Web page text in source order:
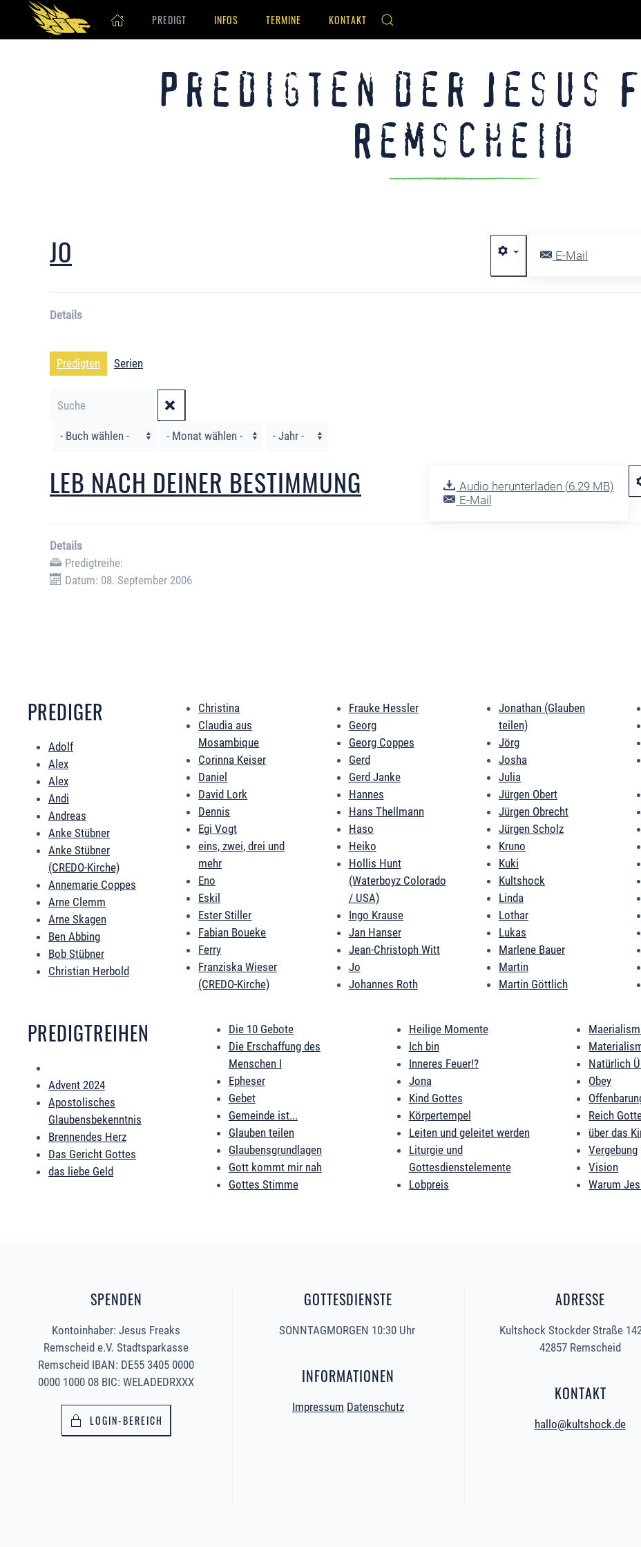
Skip to main content
PREDIGT INFOS TERMINE KONTAKT
Predigten der Jesus
Remscheid
E-Mail
JO
Details
Predigten Serien
Filter
Audio herunterladen (6.29 MB)
E-Mail
LEB NACH DEINER BESTIMMUNG
Details
Predigtreihe:
Datum: 08. September 2006
PREDIGER
Adolf
Alex
Alex
Andi
Andreas
Anke Stübner
Anke Stübner
(CREDO-Kirche)
Annemarie Coppes
Arne Clemm
Arne Skagen
Ben Abbing
Bob Stübner
Christian Herbold
Christina
Claudia aus
Mosambique
Corinna Keiser
Daniel
David Lork
Dennis
Egi Vogt
eins, zwei, drei und
mehr
Eno
Eskil
Ester Stiller
Fabian Boueke
Ferry
Franziska Wieser
(CREDO-Kirche)
Frauke Hessler
Georg
Georg Coppes
Gerd
Gerd Janke
Hannes
Hans Thellmann
Haso
Heiko
Hollis Hunt
(Waterboyz Colorado
/ USA)
Ingo Krause
Jan Hanser
Jean-Christoph Witt
Jo
Johannes Roth
Jonathan (Glauben
teilen)
Jörg
Josha
Julia
Jürgen Obert
Jürgen Obrecht
Jürgen Scholz
Kruno
Kuki
Kultshock
Linda
Lothar
Lukas
Marlene Bauer
Martin
Martin Göttlich
PREDIGTREIHEN
Advent 2024
Apostolisches
Glaubensbekenntnis
Brennendes Herz
Das Gericht Gottes
das liebe Geld
Die 10 Gebote
Die Erschaffung des
Menschen I
Epheser
Gebet
Gemeinde ist...
Glauben teilen
Glaubensgrundlagen
Gott kommt mir nah
Gottes Stimme
Heilige Momente
Ich bin
Inneres Feuer!?
Jona
Kind Gottes
Körpertempel
Leiten und geleitet werden
Liturgie und
Gottesdienstelemente
Lobpreis
Natürlich
Obey
Reich
über das
Vergebung
Vision
Warum
SPENDEN
Kontoinhaber: Jesus Freaks
Remscheid e.V. Stadtsparkasse
Remscheid IBAN: DE55 3405 0000
0000 1000 08 BIC: WELADEDRXXX
LOGIN-BEREICH
GOTTESDIENSTE
SONNTAGMORGEN 10:30 Uhr
INFORMATIONEN
Impressum Datenschutz
ADRESSE
Kultshock Stockder Straße
42857 Remscheid
KONTAKT
hallo@kultshock.de